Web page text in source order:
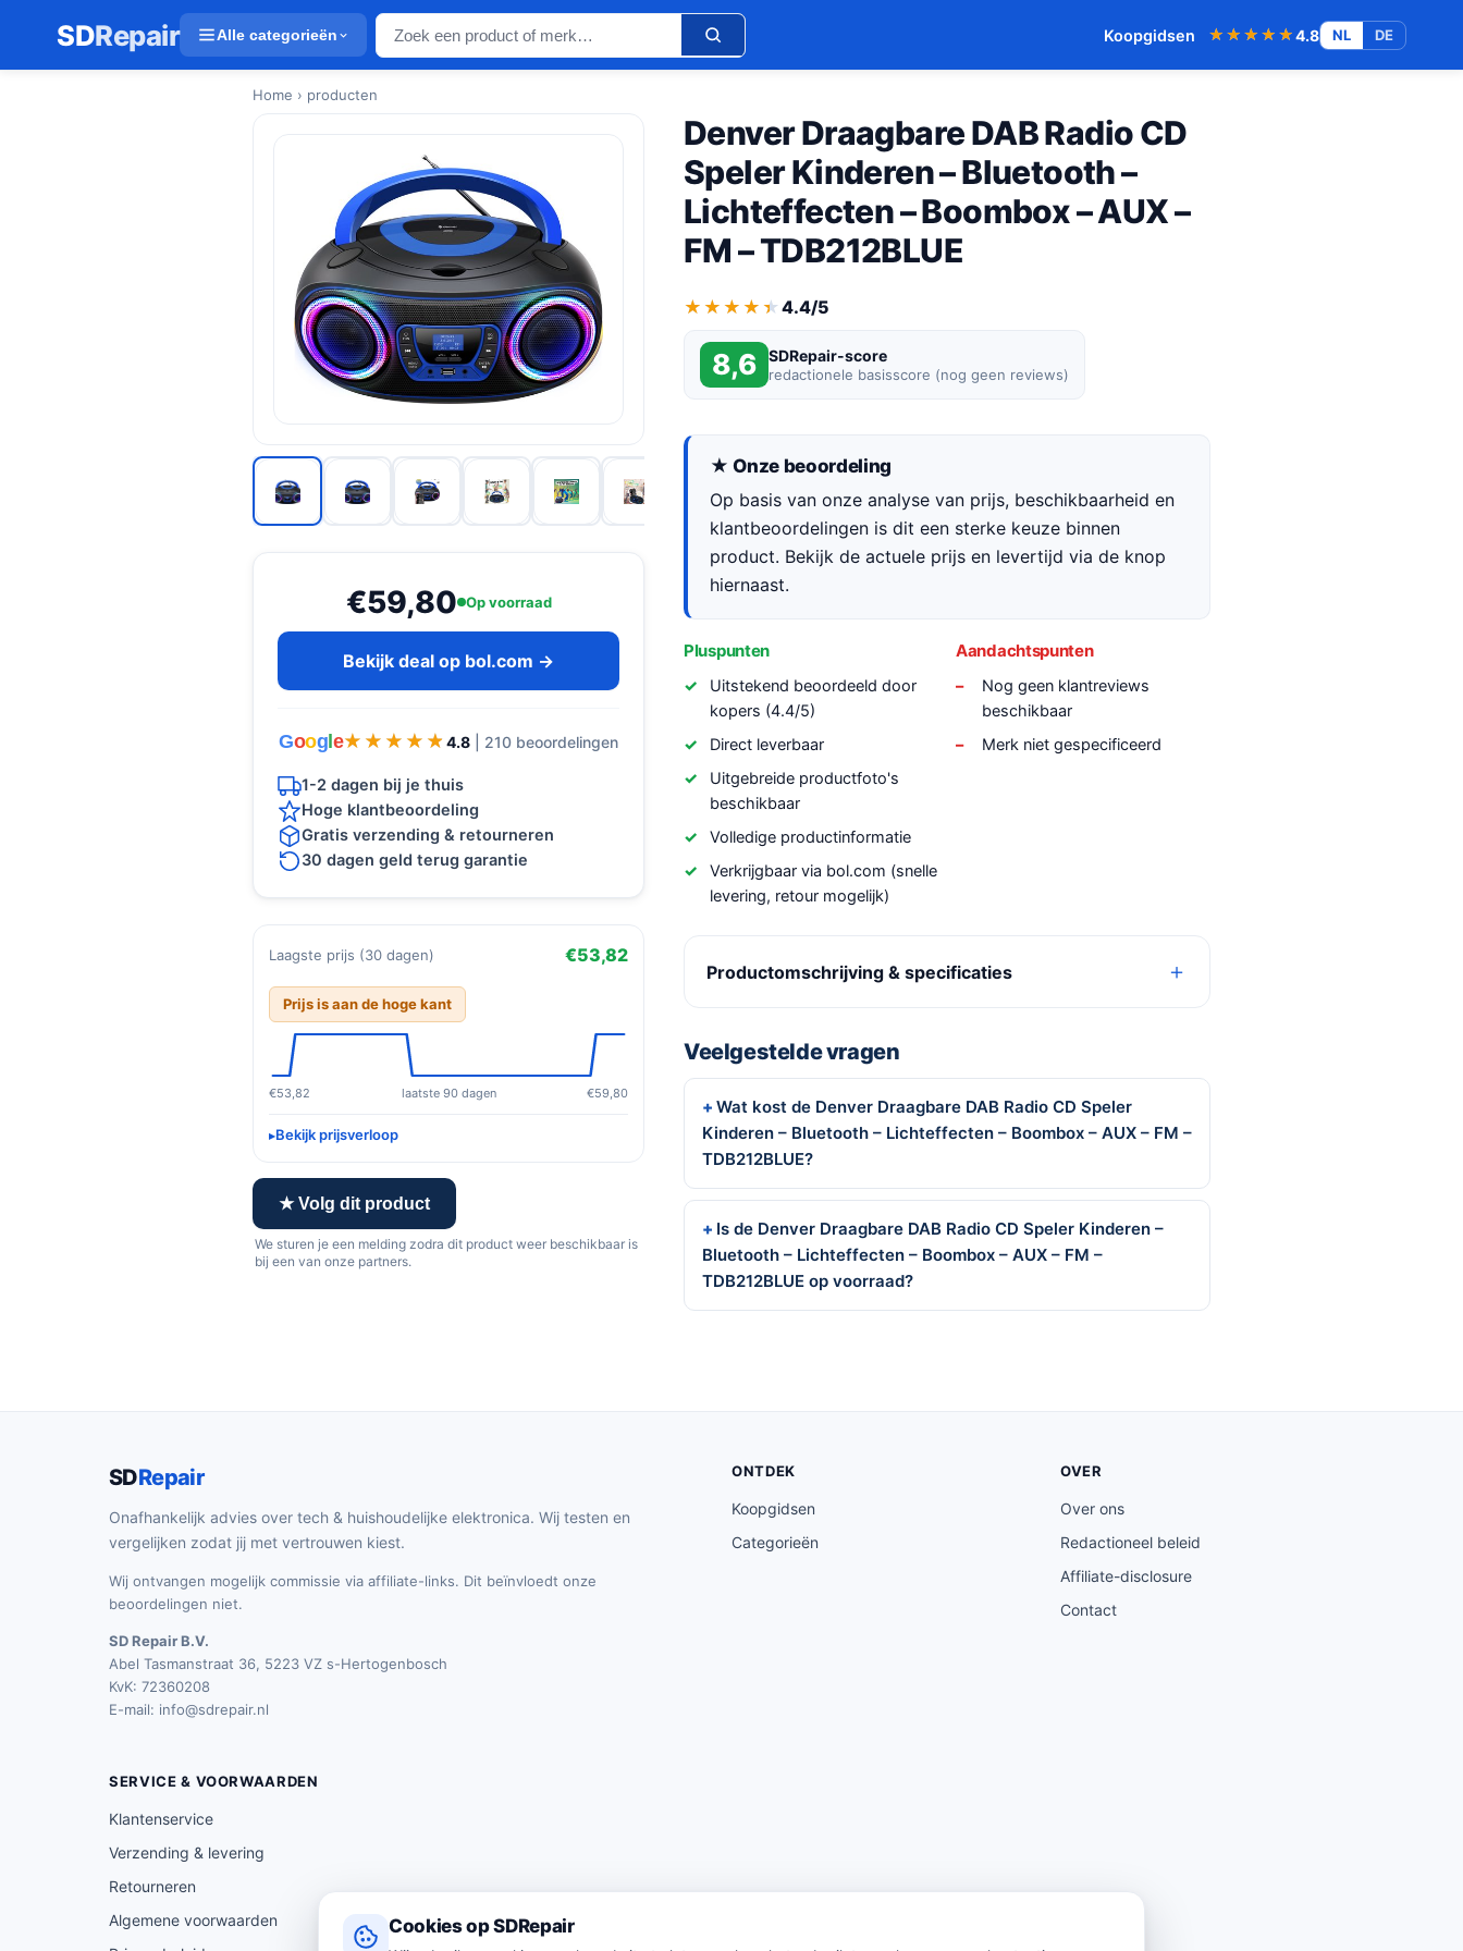
Cookies op SDRepair
SDRepair Alle categorieën Koopgidsen ★★★★★
★★★★★4.8 NL DE
Home › producten
€59,80 Op voorraad
Bekijk deal op bol.com →
Goog e★★★★★
★★★★★ 4.8 | 210 beoordelingen
1-2 dagen bij je thuis
Hoge klantbeoordeling
Gratis verzending & retourneren
30 dagen geld terug garantie
Laagste prijs (30 dagen) €53,82
Prijs is aan de hoge kant
€53,82 laatste 90 dagen €59,80
Bekijk prijsverloop
★ Volg dit product
We sturen je een melding zodra dit product weer beschikbaar is
bij een van onze partners.
Denver Draagbare DAB Radio CD
Speler Kinderen – Bluetooth –
Lichteffecten – Boombox – AUX –
FM – TDB212BLUE
★★★★★
★★★★★ 4.4/5
8,6 SDRepair-score
redactionele basisscore (nog geen reviews)
★ Onze beoordeling
Op basis van onze analyse van prijs, beschikbaarheid en
klantbeoordelingen is dit een sterke keuze binnen
product. Bekijk de actuele prijs en levertijd via de knop
hiernaast.
Pluspunten
Uitstekend beoordeeld door
kopers (4.4/5)
Direct leverbaar
Uitgebreide productfoto's
beschikbaar
Volledige productinformatie
Verkrijgbaar via bol.com (snelle
levering, retour mogelijk)
Aandachtspunten
Nog geen klantreviews
beschikbaar
Merk niet gespecificeerd
Productomschrijving & specificaties
Veelgestelde vragen
Wat kost de Denver Draagbare DAB Radio CD Speler
Kinderen – Bluetooth – Lichteffecten – Boombox – AUX – FM –
TDB212BLUE?
Is de Denver Draagbare DAB Radio CD Speler Kinderen –
Bluetooth – Lichteffecten – Boombox – AUX – FM –
TDB212BLUE op voorraad?
SDRepair
Onafhankelijk advies over tech & huishoudelijke elektronica. Wij testen en
vergelijken zodat jij met vertrouwen kiest.
Wij ontvangen mogelijk commissie via affiliate-links. Dit beïnvloedt onze
beoordelingen niet.
SD Repair B.V.
Abel Tasmanstraat 36, 5223 VZ s-Hertogenbosch
KvK: 72360208
E-mail: info@sdrepair.nl
ONTDEK
Koopgidsen
Categorieën
OVER
Over ons
Redactioneel beleid
Affiliate-disclosure
Contact
SERVICE & VOORWAARDEN
Klantenservice
Verzending & levering
Retourneren
Algemene voorwaarden